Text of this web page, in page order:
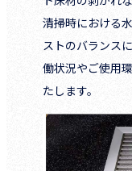
清掃時における
ストのバランス
働状況やご使用
たします。